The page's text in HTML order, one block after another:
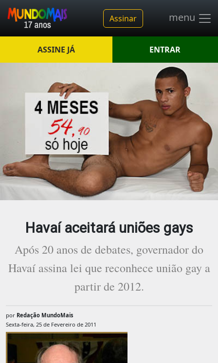
Assinar menu
ASSINE JÁ ENTRAR
Havaí aceitará uniões gays
Após 20 anos de debates, governador do
Havaí assina lei que reconhece união gay a
partir de 2012.
por Redação MundoMais
Sexta-feira, 25 de Fevereiro de 2011